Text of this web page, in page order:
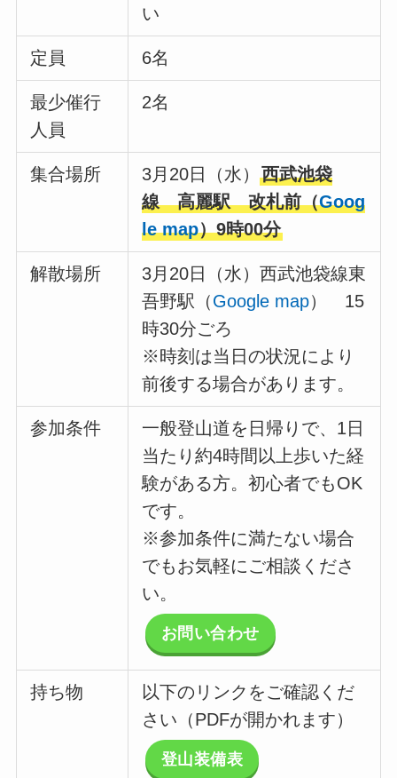
い
定員 6名
最少催行
人員
2名
集合場所 3月20日（水） 西武池袋
線 高麗駅 改札前（Goog
le map）9時00分
解散場所
3月20日（水）西武池袋線東
吾野駅（Google map） 15
時30分ごろ
※時刻は当日の状況により
前後する場合があります。
参加条件
一般登山道を日帰りで、1日
当たり約4時間以上歩いた経
験がある方。初心者でもOK
です。
※参加条件に満たない場合
でもお気軽にご相談くださ
い。
お問い合わせ
持ち物
以下のリンクをご確認くだ
さい（PDFが開かれます）
登山装備表